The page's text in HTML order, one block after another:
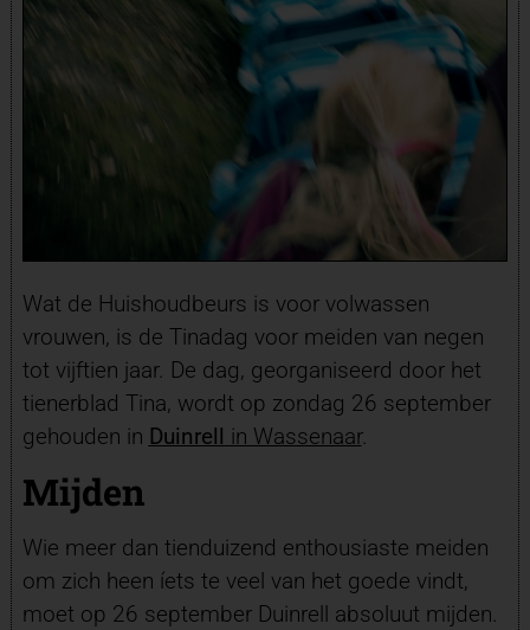
Wat de Huishoudbeurs is voor volwassen
vrouwen, is de Tinadag voor meiden van negen
tot vijftien jaar. De dag, georganiseerd door het
tienerblad Tina, wordt op zondag 26 september
gehouden in Duinrell in Wassenaar.
Mijden
Wie meer dan tienduizend enthousiaste meiden
om zich heen íets te veel van het goede vindt,
moet op 26 september Duinrell absoluut mijden.